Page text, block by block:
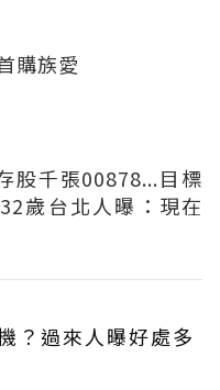
購族愛
股千張00878...目標
歲台北人曝：現在
？過來人曝好處多